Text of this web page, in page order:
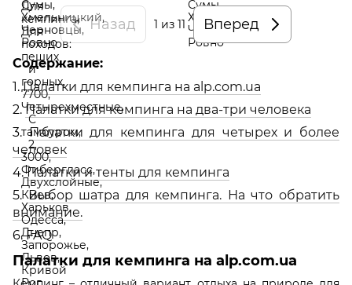
Назад 1 из 11 Вперед
Содержание:
1.Палатки для кемпинга на alp.com.ua
2.Палатки для кемпинга на два-три человека
3.Палатки для кемпинга для четырех и более
человек
4.Палатки и тенты для кемпинга
5.Выбор шатра для кемпинга. На что обратить
внимание.
6.FAQ
Палатки для кемпинга на alp.com.ua